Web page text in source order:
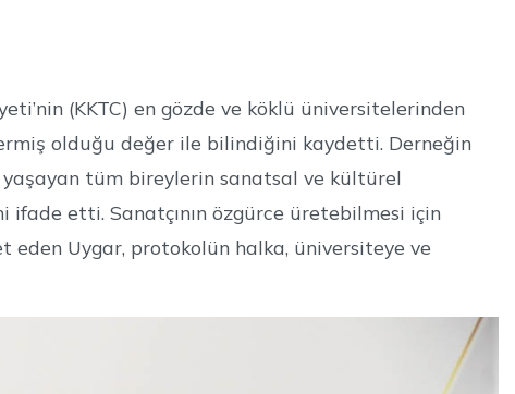
(KKTC) en gözde ve köklü üniversitelerinden
olduğu değer ile bilindiğini kaydetti. Derneğin
tüm bireylerin sanatsal ve kültürel
ifade etti. Sanatçının özgürce üretebilmesi için
eden Uygar, protokolün halka, üniversiteye ve